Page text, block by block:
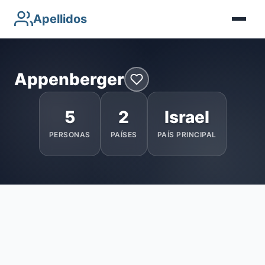
Apellidos
Appenberger
5
PERSONAS
2
PAÍSES
Israel
PAÍS PRINCIPAL